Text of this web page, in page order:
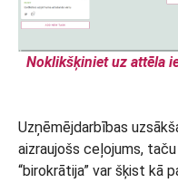
Noklikšķiniet uz attēla
Uzņēmējdarbības
aizraujošs ceļojums,
“birokrātija” var šķist kā